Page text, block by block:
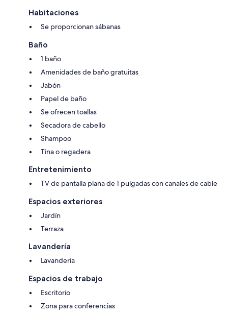
Habitaciones
Se proporcionan sábanas
Baño
1 baño
Amenidades de baño gratuitas
Jabón
Papel de baño
Se ofrecen toallas
Secadora de cabello
Shampoo
Tina o regadera
Entretenimiento
TV de pantalla plana de 1 pulgadas con canales de cable
Espacios exteriores
Jardín
Terraza
Lavandería
Lavandería
Espacios de trabajo
Escritorio
Zona para conferencias